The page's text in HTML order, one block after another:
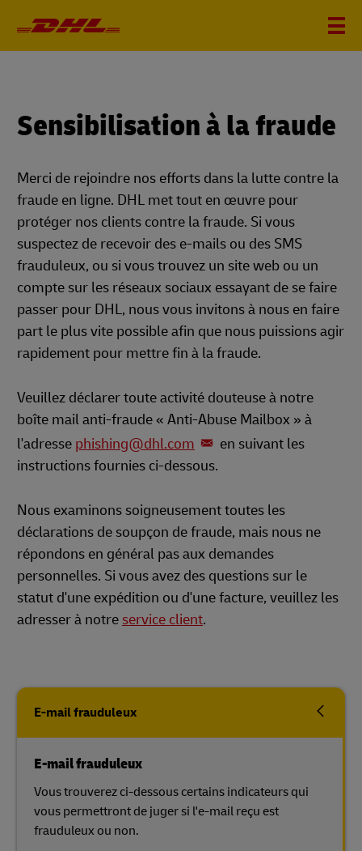
Sensibilisation à la fraude
Merci de rejoindre nos efforts dans la lutte contre la
fraude en ligne. DHL met tout en œuvre pour
protéger nos clients contre la fraude. Si vous
suspectez de recevoir des e-mails ou des SMS
frauduleux, ou si vous trouvez un site web ou un
compte sur les réseaux sociaux essayant de se faire
passer pour DHL, nous vous invitons à nous en faire
part le plus vite possible afin que nous puissions agir
rapidement pour mettre fin à la fraude.
Veuillez déclarer toute activité douteuse à notre
boîte mail anti-fraude « Anti-Abuse Mailbox » à
l'adresse phishing@dhl.com
en suivant les
instructions fournies ci-dessous.
Nous examinons soigneusement toutes les
déclarations de soupçon de fraude, mais nous ne
répondons en général pas aux demandes
personnelles. Si vous avez des questions sur le
statut d'une expédition ou d'une facture, veuillez les
adresser à notre service client.
E-mail frauduleux
E-mail frauduleux
Vous trouverez ci-dessous certains indicateurs qui
vous permettront de juger si l'e-mail reçu est
frauduleux ou non.